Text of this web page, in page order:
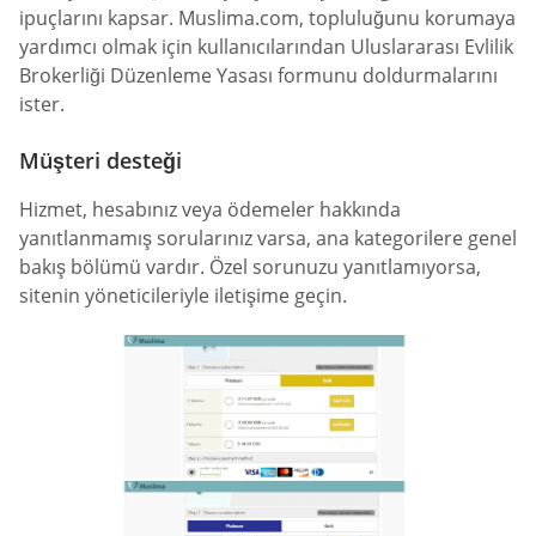
ipuçlarını kapsar. Muslima.com, topluluğunu korumaya
yardımcı olmak için kullanıcılarından Uluslararası Evlilik
Brokerliği Düzenleme Yasası formunu doldurmalarını
ister.
Müşteri desteği
Hizmet, hesabınız veya ödemeler hakkında
yanıtlanmamış sorularınız varsa, ana kategorilere genel
bakış bölümü vardır. Özel sorunuzu yanıtlamıyorsa,
sitenin yöneticileriyle iletişime geçin.